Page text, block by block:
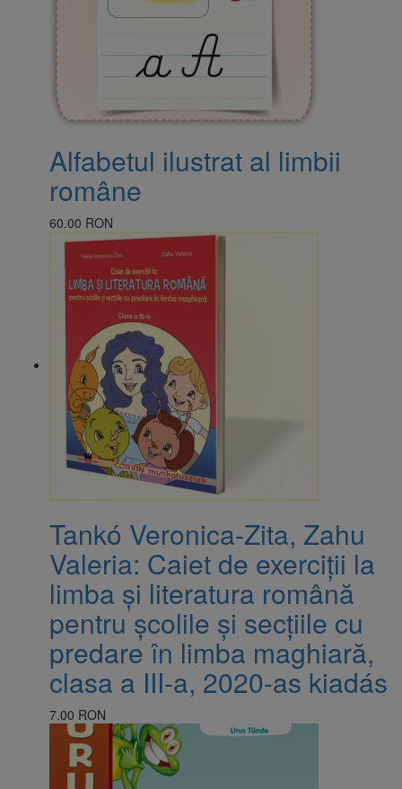
Alfabetul ilustrat al limbii
române
60.00 RON
Tankó Veronica-Zita, Zahu
Valeria: Caiet de exerciții la
limba și literatura română
pentru școlile și secțiile cu
predare în limba maghiară,
clasa a III-a, 2020-as kiadás
7.00 RON